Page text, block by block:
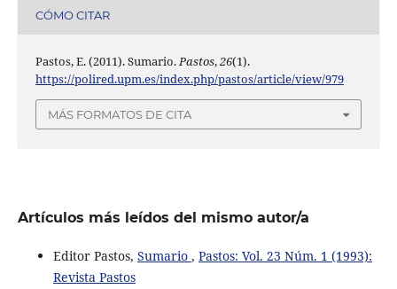
CÓMO CITAR
Pastos, E. (2011). Sumario.Pastos,26(1).
https://polired.upm.es/index.php/pastos/article/view/979
MÁS FORMATOS DE CITA
Artículos más leídos del mismo autor/a
Editor Pastos, Sumario , Pastos: Vol. 23 Núm. 1 (1993):
Revista Pastos